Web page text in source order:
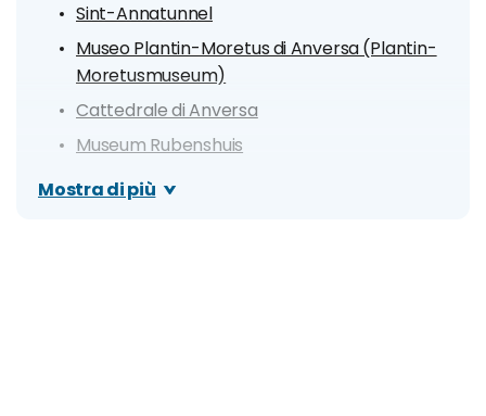
Sint-Annatunnel
Museo Plantin-Moretus di Anversa (Plantin-
Moretusmuseum)
Cattedrale di Anversa
Museum Rubenshuis
Museo Mayer van den Bergh
Mostra di più